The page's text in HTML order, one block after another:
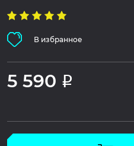
В избранное
5 590 Р